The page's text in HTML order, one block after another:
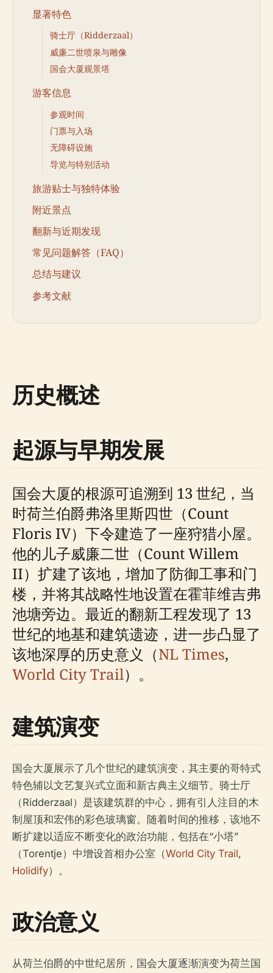
显著特色
骑士厅（Ridderzaal）
威廉二世喷泉与雕像
国会大厦观景塔
游客信息
参观时间
门票与入场
无障碍设施
导览与特别活动
旅游贴士与独特体验
附近景点
翻新与近期发现
常见问题解答（FAQ）
总结与建议
参考文献
历史概述
起源与早期发展
国会大厦的根源可追溯到 13 世纪，当
时荷兰伯爵弗洛里斯四世（Count
Floris IV）下令建造了一座狩猎小屋。
他的儿子威廉二世（Count Willem
II）扩建了该地，增加了防御工事和门
楼，并将其战略性地设置在霍菲维吉弗
池塘旁边。最近的翻新工程发现了 13
世纪的地基和建筑遗迹，进一步凸显了
该地深厚的历史意义（NL Times,
World City Trail）。
建筑演变
国会大厦展示了几个世纪的建筑演变，其主要的哥特式
特色辅以文艺复兴式立面和新古典主义细节。骑士厅
（Ridderzaal）是该建筑群的中心，拥有引人注目的木
制屋顶和宏伟的彩色玻璃窗。随着时间的推移，该地不
断扩建以适应不断变化的政治功能，包括在“小塔”
（Torentje）中增设首相办公室（World City Trail,
Holidify）。
政治意义
从荷兰伯爵的中世纪居所，国会大厦逐渐演变为荷兰国